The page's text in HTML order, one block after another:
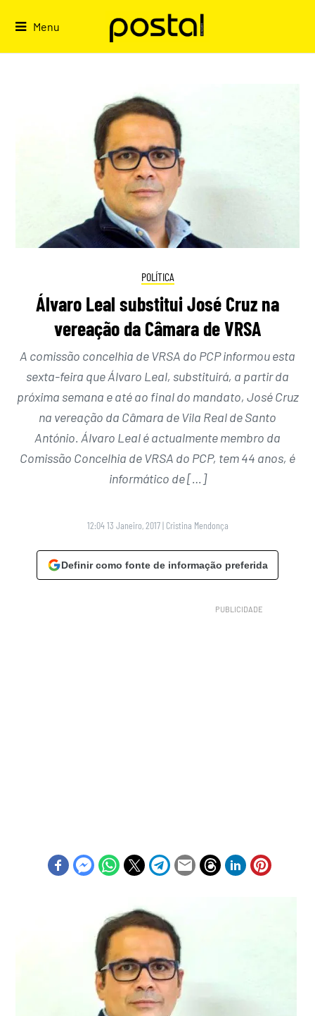
Menu
POLÍTICA
Álvaro Leal substitui José Cruz na
vereação da Câmara de VRSA
A comissão concelhia de VRSA do PCP informou esta
sexta-feira que Álvaro Leal, substituirá, a partir da
próxima semana e até ao final do mandato, José Cruz
na vereação da Câmara de Vila Real de Santo
António. Álvaro Leal é actualmente membro da
Comissão Concelhia de VRSA do PCP, tem 44 anos, é
informático de […]
12:04 13 Janeiro, 2017 | Cristina Mendonça
Definir como fonte de informação preferida